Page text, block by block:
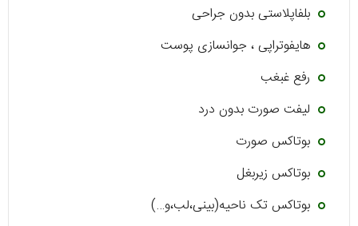
بلفاپلاستی بدون جراحی
هایفوتراپی ، جوانسازی پوست
رفع غبغب
لیفت صورت بدون درد
بوتاکس صورت
بوتاکس زیربغل
بوتاکس تک ناحیه(بینی،لب،و…)